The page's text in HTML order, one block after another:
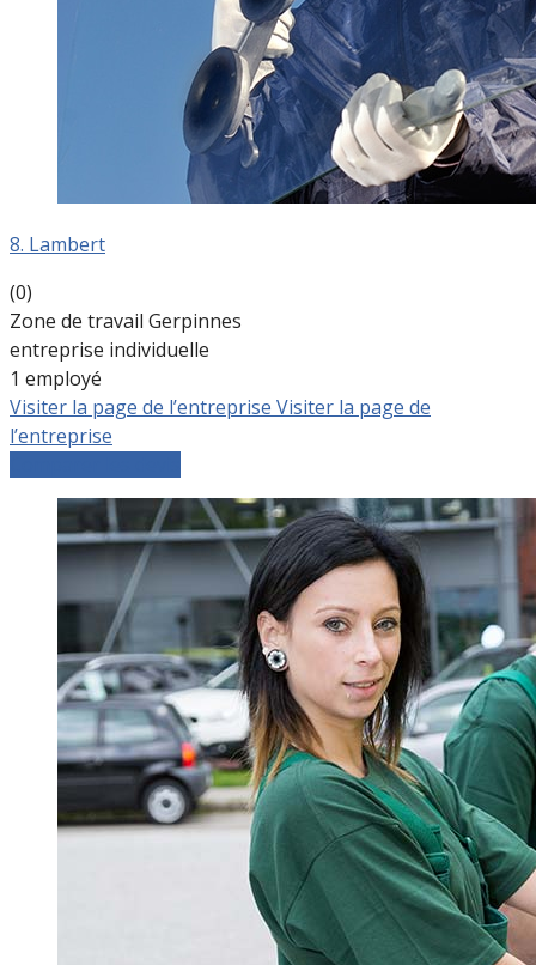
8. Lambert
(0)
Zone de travail Gerpinnes
entreprise individuelle
1 employé
Visiter la page de l’entreprise Visiter la page de
l’entreprise